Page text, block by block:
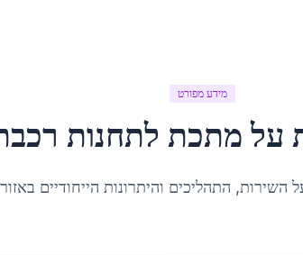
מידע מפורט
על מתכת לתחנות
השירות, התהליכים והיתרונות הייחודיים